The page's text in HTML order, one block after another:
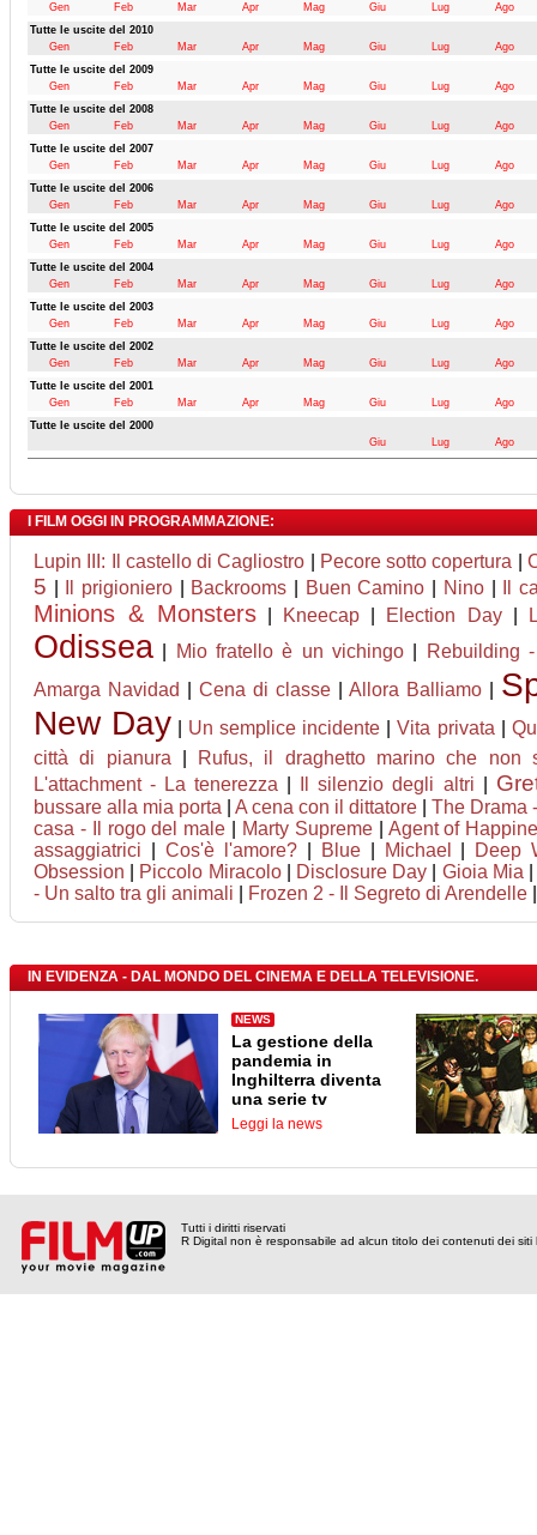
Gen
Feb Mar Apr Mag Giu Lug
Ago
Tutte le uscite del 2010
Gen
Feb Mar Apr Mag Giu Lug
Ago
Tutte le uscite del 2009
Gen
Feb Mar Apr Mag Giu Lug
Ago
Tutte le uscite del 2008
Gen
Feb Mar Apr Mag Giu Lug
Ago
Tutte le uscite del 2007
Gen
Feb Mar Apr Mag Giu Lug
Ago
Tutte le uscite del 2006
Gen
Feb Mar Apr Mag Giu Lug
Ago
Tutte le uscite del 2005
Gen
Feb Mar Apr Mag Giu Lug
Ago
Tutte le uscite del 2004
Gen
Feb Mar Apr Mag Giu Lug
Ago
Tutte le uscite del 2003
Gen
Feb Mar Apr Mag Giu Lug
Ago
Tutte le uscite del 2002
Gen
Feb Mar Apr Mag Giu Lug
Ago
Tutte le uscite del 2001
Gen
Feb Mar Apr Mag Giu Lug
Ago
Tutte le uscite del 2000
Giu
Lug Ago
I FILM OGGI IN PROGRAMMAZIONE:
Lupin III: Il castello di Cagliostro Pecore sotto copertura
5 Il prigioniero Backrooms Buen Camino Nino| Il
Minions & Monsters Kneecap Election Day|
Odissea Mio fratello è un vichingo
Rebuilding
Amarga Navidad
Cena di classe Allora Balliamo
New Day
Un semplice incidente |Vita privata
città di pianura
Rufus, il draghetto marino che non
L'attachment - La tenerezza
Il silenzio degli altri
bussare alla mia porta A cena con il dittatore
The Drama
casa - Il rogo del male
Marty Supreme| Agent of
assaggiatrici
Cos'è l'amore?| Blue| Michael
Deep
Obsession
Piccolo Miracolo| Disclosure Day Gioia Mia
- Un salto tra gli animali
Frozen 2 - Il Segreto di Arendelle
IN EVIDENZA - DAL MONDO DEL CINEMA E DELLA TELEVISIONE.
NEWS
La gestione della
pandemia in
Inghilterra diventa
una serie tv
Leggi la news
Tutti i diritti riservati
R Digital non è responsabile ad alcun titolo dei contenuti dei siti